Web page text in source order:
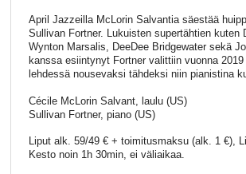
April Jazzeilla McLorin Salvantia säestää
Sullivan Fortner. Lukuisten supertähtien kuten
Wynton Marsalis, DeeDee Bridgewater sekä
kanssa esiintynyt Fortner valittiin vuonna 2019
lehdessä nousevaksi tähdeksi niin pianistina
Cécile McLorin Salvant, laulu (US)
Sullivan Fortner, piano (US)
Liput alk. 59/49 € + toimitusmaksu (alk. 1 €),
Kesto noin 1h 30min, ei väliaikaa.